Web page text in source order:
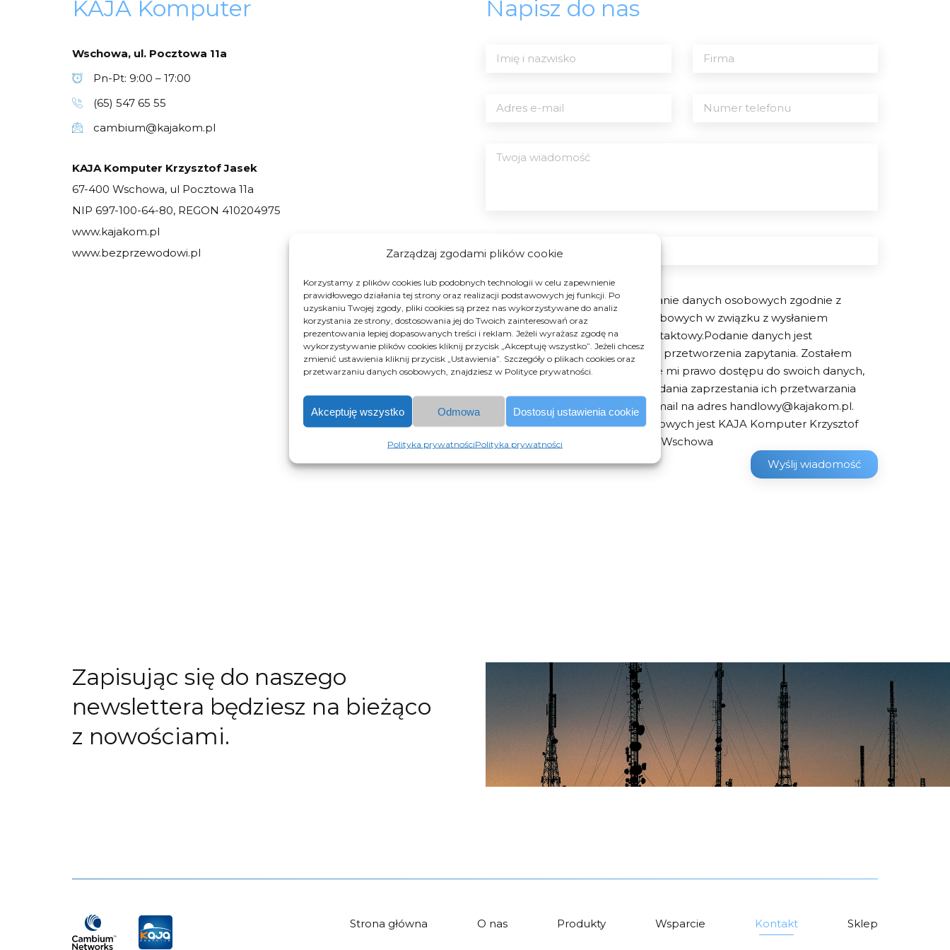
Zarządzaj zgodami plików cookie
Korzystamy z plików cookies lub podobnych technologii w celu zapewnienie
prawidłowego działania tej strony oraz realizacji podstawowych jej funkcji. Po
uzyskaniu Twojej zgody, pliki cookies są przez nas wykorzystywane do analiz
korzystania ze strony, dostosowania jej do Twoich zainteresowań oraz
prezentowania lepiej dopasowanych treści i reklam. Jeżeli wyrażasz zgodę na
wykorzystywanie plików cookies kliknij przycisk „Akceptuję wszystko”. Jeżeli chcesz
zmienić ustawienia kliknij przycisk „Ustawienia”. Szczegóły o plikach cookies oraz
przetwarzaniu danych osobowych, znajdziesz w Polityce prywatności.
Akceptuję wszystko Odmowa Dostosuj ustawienia cookie
Polityka prywatnościPolityka prywatności
KAJA Komputer
Wschowa, ul. Pocztowa 11a
Pn-Pt: 9:00 – 17:00
(65) 547 65 55
cambium@kajakom.pl
KAJA Komputer Krzysztof Jasek
67-400 Wschowa, ul Pocztowa 11a
NIP 697-100-64-80, REGON 410204975
www.kajakom.pl
www.bezprzewodowi.pl
Napisz do nas
Wyrażam zgodę na przetwarzanie danych osobowych zgodnie z
ustawą o ochronie danych osobowych w związku z wysłaniem
zapytania przez formularz kontaktowy.Podanie danych jest
dobrowolne, ale niezbędne do przetworzenia zapytania. Zostałem
poinformowany, że przysługuje mi prawo dostępu do swoich danych,
możliwości ich poprawiania, żądania zaprzestania ich przetwarzania
przez wysłanie wiadomości e-mail na adres handlowy@kajakom.pl.
Administratorem danych osobowych jest KAJA Komputer Krzysztof
Jasek ul. Pocztowa 11a, 67-400 Wschowa
Zapisując się do naszego
newslettera będziesz na bieżąco
z nowościami.
Strona główna O nas Produkty Wsparcie Kontakt Sklep